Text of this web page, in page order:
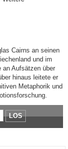
Cairns an seinen
und im
an Aufsätzen über
hinaus leitete er
Metaphorik und
LOS